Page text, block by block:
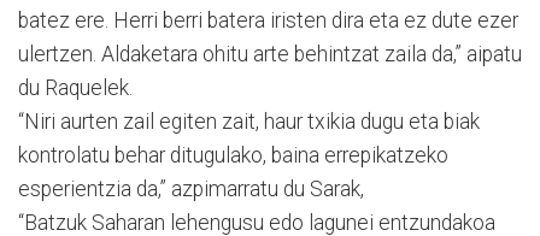
batez ere. Herri berri batera iristen dira eta ez dute ezer
ulertzen. Aldaketara ohitu arte behintzat zaila da,” aipatu
du Raquelek.
“Niri aurten zail egiten zait, haur txikia dugu eta biak
kontrolatu behar ditugulako, baina errepikatzeko
esperientzia da,” azpimarratu du Sarak,
“Batzuk Saharan lehengusu edo lagunei entzundakoa